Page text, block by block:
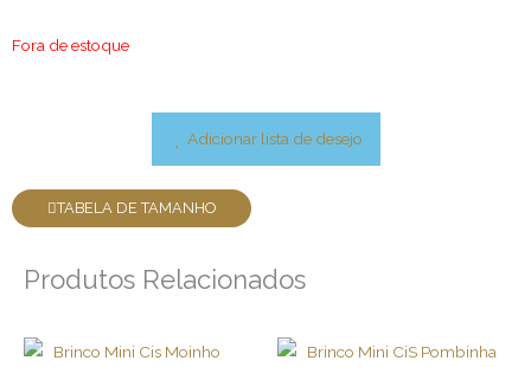
Fora de estoque
Adicionar lista de desejo
TABELA DE TAMANHO
Produtos Relacionados